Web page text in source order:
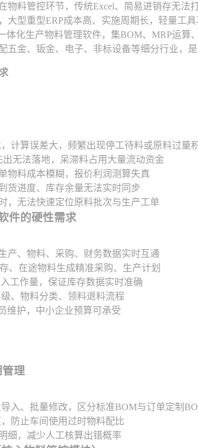
物料管控环节，传统Excel、简易进销存无法
大型重型ERP成本高、实施周期长，轻量工
体化生产物料管理软件，集BOM、MRP运
五金、钣金、电子、非标设备等细分行业，
计算误差大，频繁出现停工待料或原料过量
无法落地，呆滞料占用大量流动资金
物料成本模糊，报价利润测算失真
货进度、库存余量无法实时同步
，无法快速定位原料批次与生产工单
件的硬性需求
产、物料、采购、财务数据实时互通
、在途物料生成精准采购、生产计划
工作量，保证库存数据实时准确
、物料分类、领料退料流程
维护，中小企业预算可承受
理
入、批量修改，区分标准BOM与订单定制
防止车间使用过时物料配比
细，减少人工核算出错概率